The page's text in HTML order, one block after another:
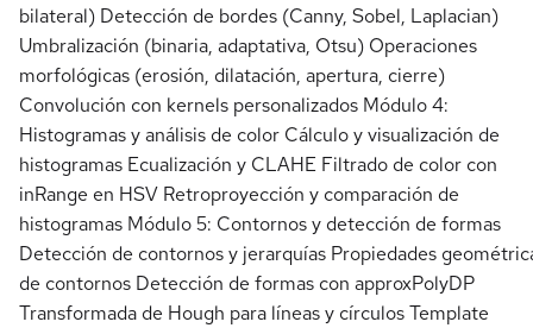
bilateral) Detección de bordes (Canny, Sobel, Laplacian)
Umbralización (binaria, adaptativa, Otsu) Operaciones
morfológicas (erosión, dilatación, apertura, cierre)
Convolución con kernels personalizados Módulo 4:
Histogramas y análisis de color Cálculo y visualización de
histogramas Ecualización y CLAHE Filtrado de color con
inRange en HSV Retroproyección y comparación de
histogramas Módulo 5: Contornos y detección de formas
Detección de contornos y jerarquías Propiedades
de contornos Detección de formas con approxPolyDP
Transformada de Hough para líneas y círculos Template